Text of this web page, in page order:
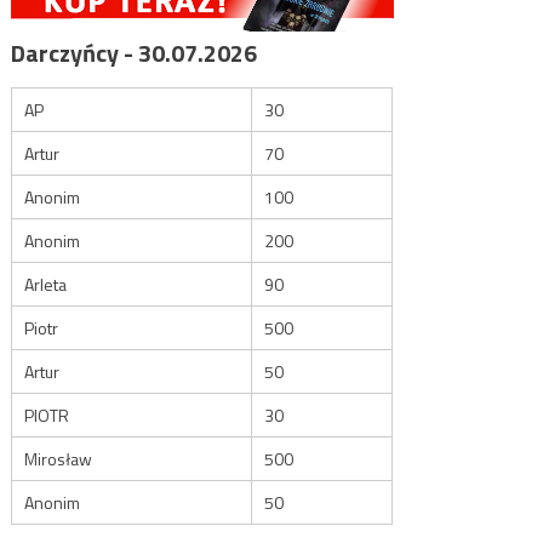
Darczyńcy - 30.07.2026
AP
30
Artur
70
Anonim
100
Anonim
200
Arleta
90
Piotr
500
Artur
50
PIOTR
30
Mirosław
500
Anonim
50